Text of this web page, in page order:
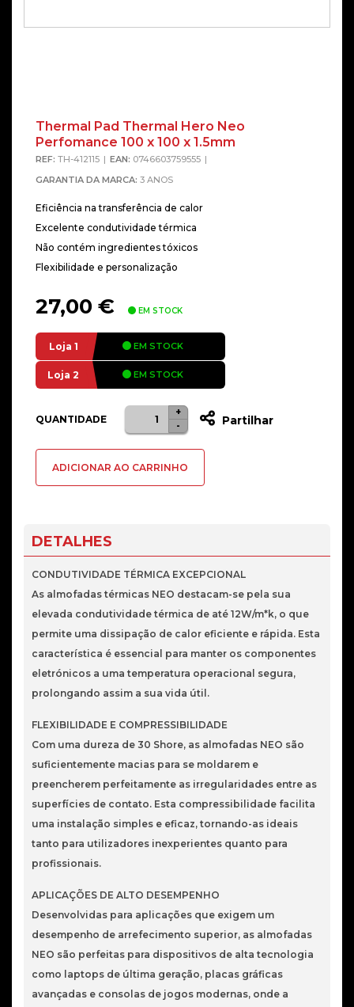
Thermal Pad Thermal Hero Neo
Perfomance 100 x 100 x 1.5mm
REF: TH-412115 EAN: 0746603759555
GARANTIA DA MARCA: 3 ANOS
Eficiência na transferência de calor
Excelente condutividade térmica
Não contém ingredientes tóxicos
Flexibilidade e personalização
27,00 € EM STOCK
Loja 1 EM STOCK
Loja 2 EM STOCK
QUANTIDADE
Quantidade
de
Pad
Perfomance
100
x
100
x
1.5mm
-
+
Partilhar
ADICIONAR AO CARRINHO
DETALHES
CONDUTIVIDADE TÉRMICA EXCEPCIONAL
As almofadas térmicas NEO destacam-se pela sua
elevada condutividade térmica de até 12W/m*k, o que
permite uma dissipação de calor eficiente e rápida. Esta
característica é essencial para manter os componentes
eletrónicos a uma temperatura operacional segura,
prolongando assim a sua vida útil.
FLEXIBILIDADE E COMPRESSIBILIDADE
Com uma dureza de 30 Shore, as almofadas NEO são
suficientemente macias para se moldarem e
preencherem perfeitamente as irregularidades entre as
superfícies de contato. Esta compressibilidade facilita
uma instalação simples e eficaz, tornando-as ideais
tanto para utilizadores inexperientes quanto para
profissionais.
APLICAÇÕES DE ALTO DESEMPENHO
Desenvolvidas para aplicações que exigem um
desempenho de arrefecimento superior, as almofadas
NEO são perfeitas para dispositivos de alta tecnologia
como laptops de última geração, placas gráficas
avançadas e consolas de jogos modernas, onde a